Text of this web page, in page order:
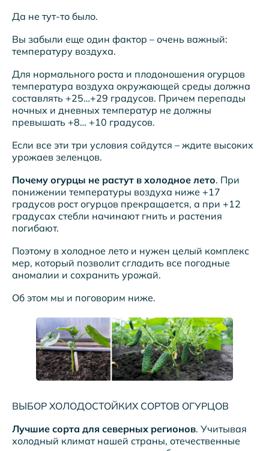
Да не тут-то было.
Вы забыли еще один фактор – очень важный:
температуру воздуха.
Для нормального роста и плодоношения огурцов
температура воздуха окружающей среды должна
составлять +25…+29 градусов. Причем перепады
ночных и дневных температур не должны
превышать +8… +10 градусов.
Если все эти три условия сойдутся – ждите высоких
урожаев зеленцов.
Почему огурцы не растут в холодное лето. При
понижении температуры воздуха ниже +17
градусов рост огурцов прекращается, а при +12
градусах стебли начинают гнить и растения
погибают.
Поэтому в холодное лето и нужен целый комплекс
мер, который позволит сгладить все погодные
аномалии и сохранить урожай.
Об этом мы и поговорим ниже.
ВЫБОР ХОЛОДОСТОЙКИХ СОРТОВ ОГУРЦОВ
Лучшие сорта для северных регионов. Учитывая
холодный климат нашей страны, отечественные